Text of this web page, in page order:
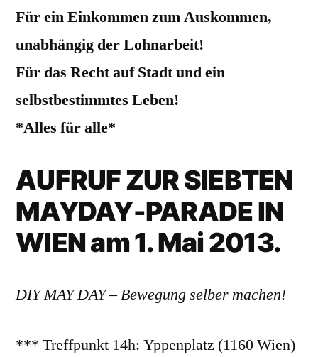
Für ein Einkommen zum Auskommen,
unabhängig der Lohnarbeit!
Für das Recht auf Stadt und ein
selbstbestimmtes Leben!
*Alles für alle*
AUFRUF ZUR SIEBTEN
MAYDAY-PARADE IN
WIEN am 1. Mai 2013.
DIY MAY DAY – Bewegung selber machen!
*** Treffpunkt 14h: Yppenplatz (1160 Wien)